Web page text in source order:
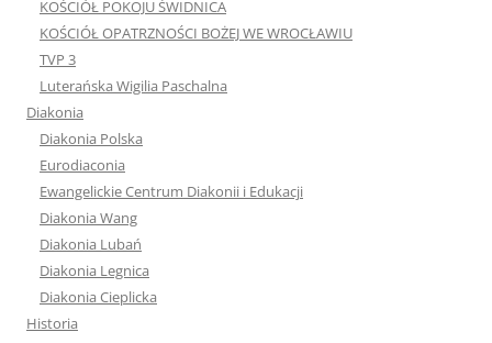
KOŚCIÓŁ POKOJU ŚWIDNICA
KOŚCIÓŁ OPATRZNOŚCI BOŻEJ WE WROCŁAWIU
TVP 3
Luterańska Wigilia Paschalna
Diakonia
Diakonia Polska
Eurodiaconia
Ewangelickie Centrum Diakonii i Edukacji
Diakonia Wang
Diakonia Lubań
Diakonia Legnica
Diakonia Cieplicka
Historia